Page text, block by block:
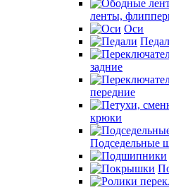
ленты,
Оси
задние
передние
крюки
Подседельные